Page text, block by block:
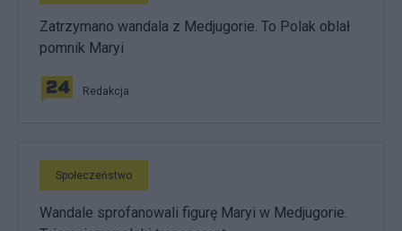
Zatrzymano wandala z Medjugorie. To Polak oblał
pomnik Maryi
Redakcja
Społeczeństwo
Wandale sprofanowali figurę Maryi w Medjugorie.